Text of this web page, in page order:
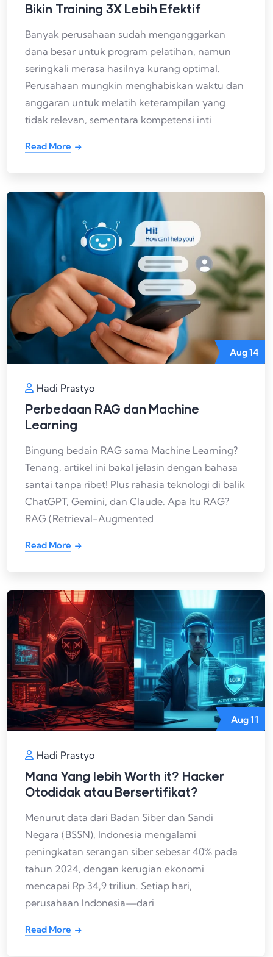
Bikin Training 3X Lebih Efektif
Banyak perusahaan sudah menganggarkan
dana besar untuk program pelatihan, namun
seringkali merasa hasilnya kurang optimal.
Perusahaan mungkin menghabiskan waktu dan
anggaran untuk melatih keterampilan yang
tidak relevan, sementara kompetensi inti
Read More
Aug14
Hadi Prastyo
Perbedaan RAG dan Machine
Learning
Bingung bedain RAG sama Machine Learning?
Tenang, artikel ini bakal jelasin dengan bahasa
santai tanpa ribet! Plus rahasia teknologi di balik
ChatGPT, Gemini, dan Claude. Apa Itu RAG?
RAG (Retrieval-Augmented
Read More
Aug11
Hadi Prastyo
Mana Yang lebih Worth it? Hacker
Otodidak atau Bersertifikat?
Menurut data dari Badan Siber dan Sandi
Negara (BSSN), Indonesia mengalami
peningkatan serangan siber sebesar 40% pada
tahun 2024, dengan kerugian ekonomi
mencapai Rp 34,9 triliun. Setiap hari,
perusahaan Indonesia—dari
Read More